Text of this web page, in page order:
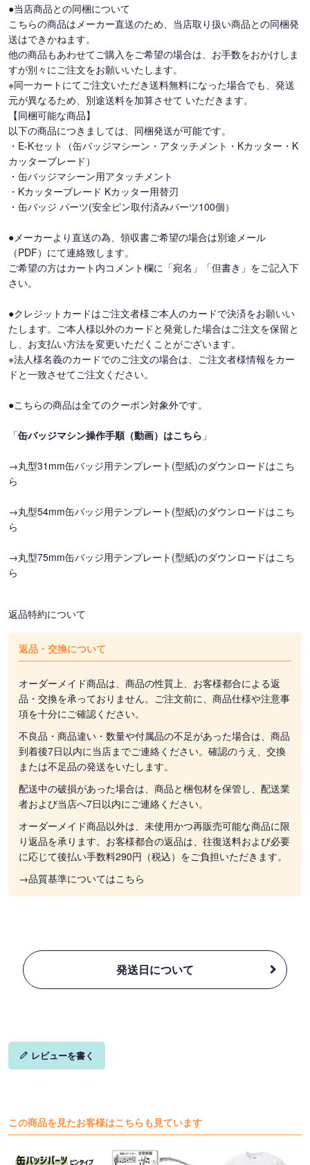
●当店商品との同梱について
こちらの商品はメーカー直送のため、当店取り扱い商品との同梱発
送はできかねます。
他の商品もあわせてご購入をご希望の場合は、お手数をおかけしま
すが別々にご注文をお願いいたします。
※同一カートにてご注文いただき送料無料になった場合でも、発送
元が異なるため、別途送料を加算させて いただきます。
【同梱可能な商品】
以下の商品につきましては、同梱発送が可能です。
・E-Kセット（缶バッジマシーン・アタッチメント・Kカッター・K
カッターブレード）
・缶バッジマシーン用アタッチメント
・Kカッターブレード Kカッター用替刃
・缶バッジ パーツ(安全ピン取付済みパーツ100個）
●メーカーより直送の為、領収書ご希望の場合は別途メール
（PDF）にて連絡致します。
ご希望の方はカート内コメント欄に「宛名」「但書き」をご記入下
さい。
●クレジットカードはご注文者様ご本人のカードで決済をお願いい
たします。ご本人様以外のカードと発覚した場合はご注文を保留と
し、お支払い方法を変更いただくことがございます。
※法人様名義のカードでのご注文の場合は、ご注文者様情報をカー
ドと一致させてご注文ください。
●こちらの商品は全てのクーポン対象外です。
「缶バッジマシン操作手順（動画）はこちら 」
→丸型31mm缶バッジ用テンプレート(型紙)のダウンロードはこち
ら
→丸型54mm缶バッジ用テンプレート(型紙)のダウンロードはこち
ら
→丸型75mm缶バッジ用テンプレート(型紙)のダウンロードはこち
ら
返品特約について
返品・交換について
オーダーメイド商品は、商品の性質上、お客様都合による返
品・交換を承っておりません。ご注文前に、商品仕様や注意事
項を十分にご確認ください。
不良品・商品違い・数量や付属品の不足があった場合は、商品
到着後7日以内に当店までご連絡ください。確認のうえ、交換
または不足品の発送をいたします。
配送中の破損があった場合は、商品と梱包材を保管し、配送業
者および当店へ7日以内にご連絡ください。
オーダーメイド商品以外は、未使用かつ再販売可能な商品に限
り返品を承ります。お客様都合の返品は、往復送料および必要
に応じて後払い手数料290円（税込）をご負担いただきます。
→品質基準についてはこちら
発送日について
レビューを書く
この商品を見たお客様はこちらも見ています